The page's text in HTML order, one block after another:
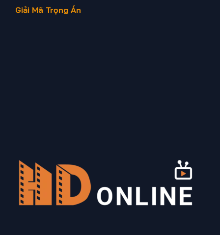
Giải Mã Trọng Án